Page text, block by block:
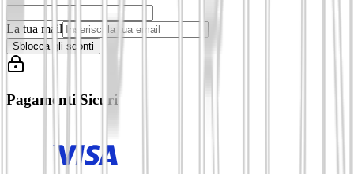
La tua mail
Sblocca gli sconti
Pagamenti Sicuri